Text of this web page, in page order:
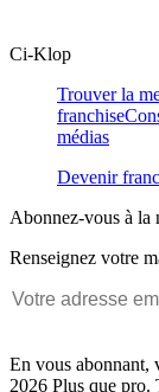
Ci-Klop
Trouver la
franchise
médias
Devenir
Abonnez-vous à la
Renseignez votre
En vous abonnant,
2026 Plus que pro.